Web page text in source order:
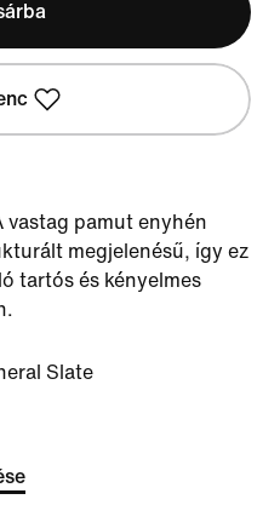
vastag pamut enyhén
megjelenésű, így ez
tartós és kényelmes
Slate